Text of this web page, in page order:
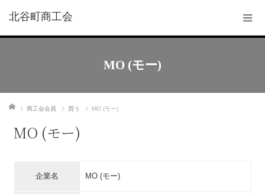
北谷町商工会
MO (モー)
ホーム 商工会会員 買う MO (モー)
MO (モー)
企業名 MO (モー)